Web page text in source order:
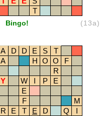
T
Bingo! (13a)
A D D E S
T
A H O O
F
R
Y W I P
E
E
F
M
R E T E D Q
I